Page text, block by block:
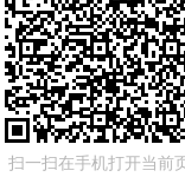
扫一扫在手机打开当前